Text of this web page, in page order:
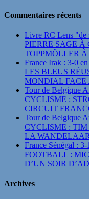
Commentaires récents
Livre RC Lens "de
PIERRE SAGE À
TOPPMÖLLER À
France Irak : 3-0
LES BLEUS
MONDIAL FACE
Tour de Belgique
CYCLISME :
CIRCUIT
Tour de Belgique
CYCLISME : TIM
LA
France Sénégal :
FOOTBALL :
D’UN SOIR
Archives